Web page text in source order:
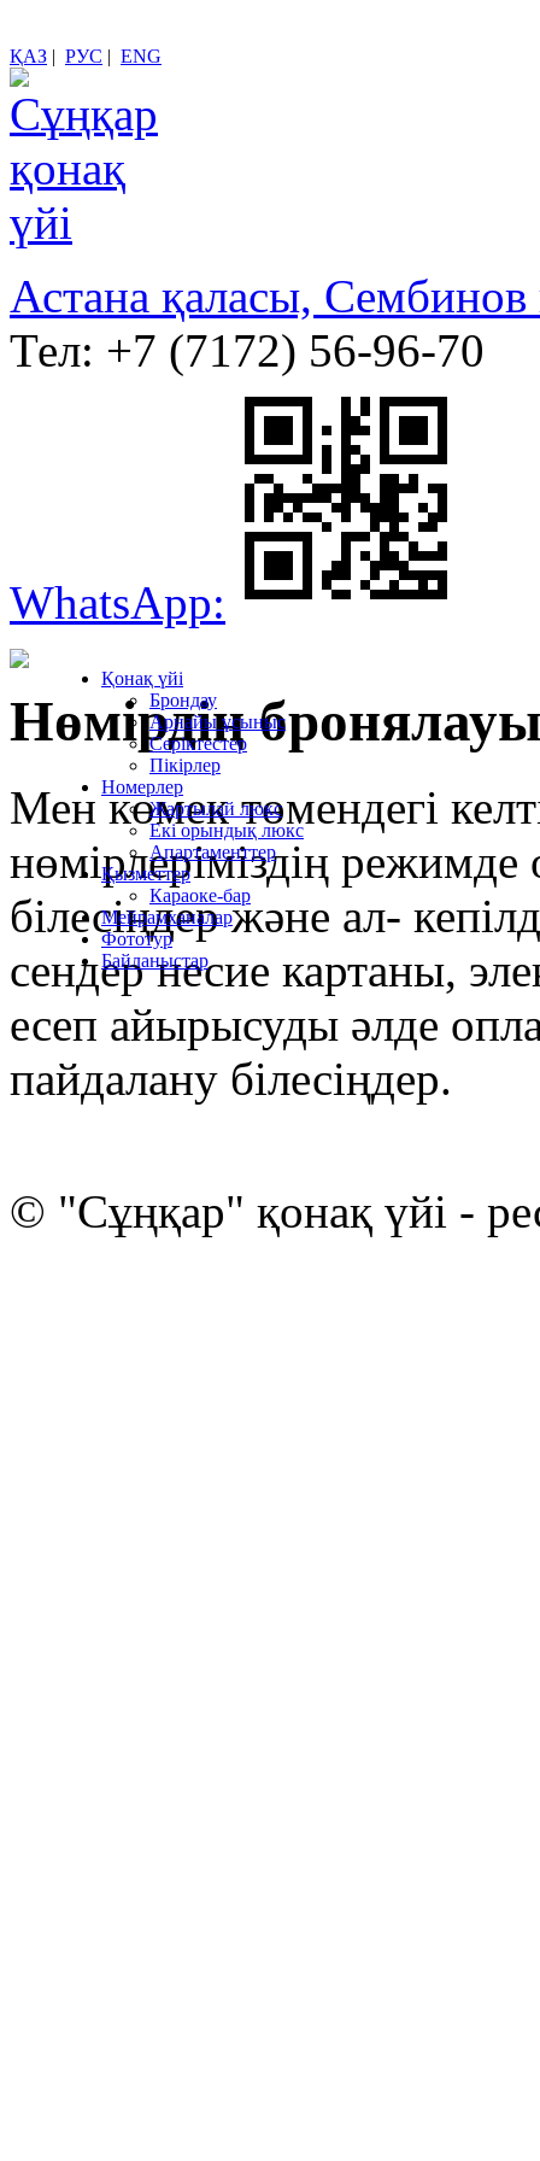
ҚАЗ | РУС | ENG
Астана қаласы, Сембинов
Тел: +7 (7172) 56-96-70
WhatsApp:
Қонақ үйі
Брондау
Арнайы ұсыныс
Серіктестер
Пiкiрлер
Номерлер
Жартылай люкс
Екі орындық люкс
Апартаменттер
Қызметтер
Караоке-бар
Мейрамханалар
Фототур
Байланыстар
Нөмірдің
Мен көмек төмендегі
нөмірлеріміздің
білесіңдер және ал-
сендер несие картаны,
есеп айырысуды әлде
пайдалану білесіңдер.
© "Сұңқар" қонақ үйі -